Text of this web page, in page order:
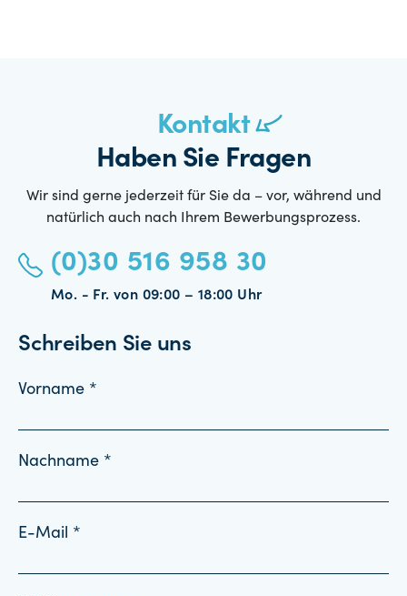
Kontakt
Haben Sie Fragen
Wir sind gerne jederzeit für Sie da – vor, während und
natürlich auch nach Ihrem Bewerbungsprozess.
(0)30 516 958 30
Mo. - Fr. von 09:00 – 18:00 Uhr
Schreiben Sie uns
Vorname *
Nachname *
E-Mail *